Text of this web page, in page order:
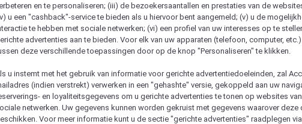
en te personaliseren; (iii) de bezoekersaantallen en prestaties van de
u een "cashback"-service te bieden als u hiervoor bent aangemeld; (v) u de
te hebben met sociale netwerken; (vi) een profiel van uw interesses op te
advertenties aan te bieden. Voor elk van uw apparaten (telefoon, computer,
deze verschillende toepassingen door op de knop "Personaliseren" te klikken.
u instemt met het gebruik van informatie voor gerichte advertentiedoeleinden, zal
(indien verstrekt) verwerken in een "gehashte" versie, gekoppeld aan uw
en loyaliteitsgegevens om u gerichte advertenties te tonen op websites
netwerken. Uw gegevens kunnen worden gekruist met gegevens waarover deze
Voor meer informatie kunt u de sectie "gerichte advertenties" raadplegen